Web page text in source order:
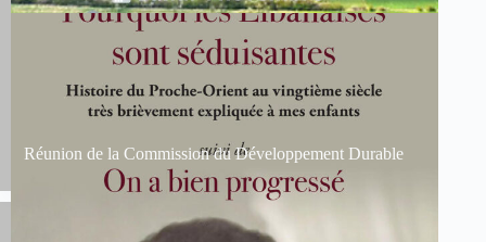
Réunion de la Commission du Développement Durable